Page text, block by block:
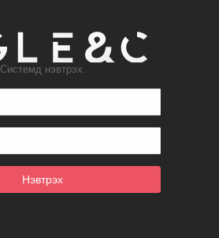
Системд нэвтрэх.
Нэвтрэх